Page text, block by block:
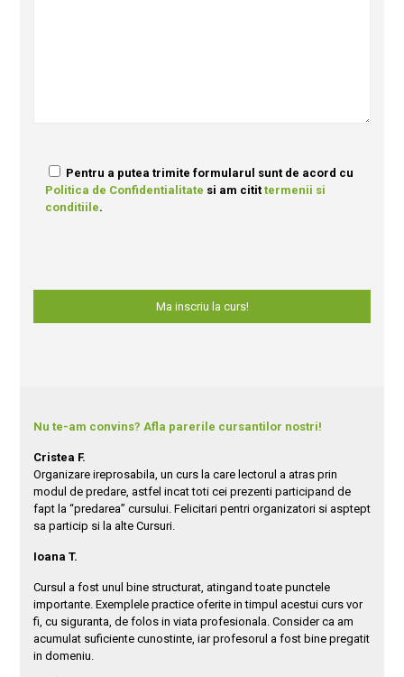
Pentru a putea trimite formularul sunt de acord cu
Politica de Confidentialitate si am citit termenii si
conditiile.
Nu te-am convins? Afla parerile cursantilor nostri!
Cristea F.
Organizare ireprosabila, un curs la care lectorul a atras prin
modul de predare, astfel incat toti cei prezenti participand de
fapt la “predarea” cursului. Felicitari pentri organizatori si asptept
sa particip si la alte Cursuri.
Ioana T.
Cursul a fost unul bine structurat, atingand toate punctele
importante. Exemplele practice oferite in timpul acestui curs vor
fi, cu siguranta, de folos in viata profesionala. Consider ca am
acumulat suficiente cunostinte, iar profesorul a fost bine pregatit
in domeniu.